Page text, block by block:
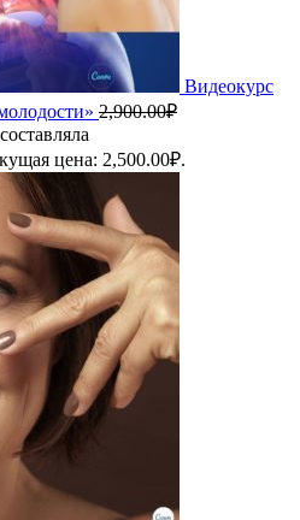
Видеокурс
2,900.00₽
цена: 2,500.00₽.